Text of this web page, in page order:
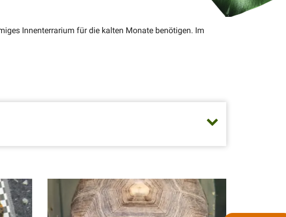
Innenterrarium für die kalten Monate benötigen. Im